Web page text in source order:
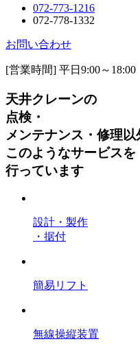
072-773-1216
072-778-1332
お問い合わせ
[営業時間] 平日9:00～18:00
天井クレーンの
点検・
メンテナンス・修理以
このようなサービスを
行っています
設計・製作
・据付
簡易リフト
無線操縦装置